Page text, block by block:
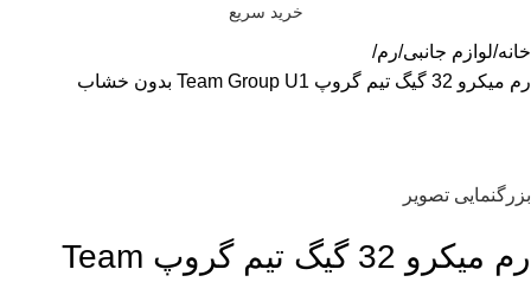
خرید سریع
خانه لوازم جانبی رم
رم میکرو 32 گیگ تیم گروپ Team Group U1 بدون خشاب
بزرگنمایی تصویر
رم میکرو 32 گیگ تیم گروپ Team